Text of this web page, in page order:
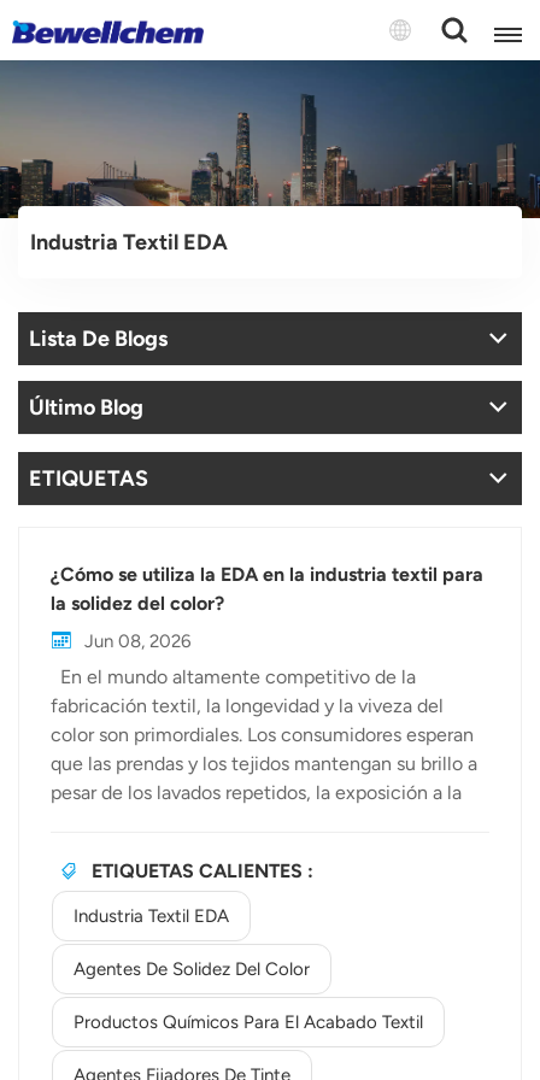
English
Русский
中文
Español
Industria Textil EDA
Lista De Blogs
Último Blog
ETIQUETAS
¿Cómo se utiliza la EDA en la industria textil para
la solidez del color?
Jun 08, 2026
En el mundo altamente competitivo de la
fabricación textil, la longevidad y la viveza del
color son primordiales. Los consumidores esperan
que las prendas y los tejidos mantengan su brillo a
pesar de los lavados repetidos, la exposición a la
es donde entra en juego EDA (etilendiamina) se
convierte en el centro de atención. Como
proveedor principal de productos de alta calidad
productos químicos para el acabado textil,
Bewellchem Nos dedicamos a ayudar a los
fabricantes a comprender los ingredientes clave
que impulsan el rendimiento. En este artículo,
ETIQUETAS CALIENTES :
Industria Textil EDA
Agentes De Solidez Del Color
Productos Químicos Para El Acabado Textil
Agentes Fijadores De Tinte